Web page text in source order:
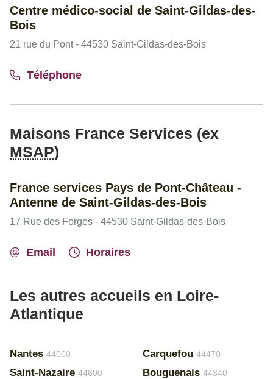
Centre médico-social de Saint-Gildas-des-
Bois
21 rue du Pont - 44530 Saint-Gildas-des-Bois
Téléphone
Maisons France Services (ex
MSAP)
France services Pays de Pont-Château -
Antenne de Saint-Gildas-des-Bois
17 Rue des Forges - 44530 Saint-Gildas-des-Bois
Email Horaires
Les autres accueils en Loire-
Atlantique
Nantes 44000
Saint-Nazaire 44600
Carquefou 44470
Bouguenais 44340